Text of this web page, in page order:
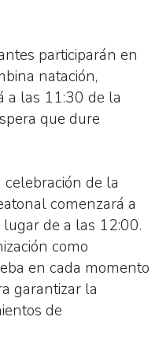
participarán en
natación,
a las 11:30 de la
que dure
de la
comenzará a
de a las 12:00.
como
en cada momento
garantizar la
de